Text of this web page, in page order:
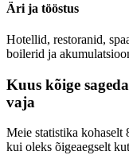
Äri ja tööstus
Hotellid, restoranid,
boilerid ja
Kuus kõige
vaja
Meie statistika kohaselt
kui oleks õigeaegselt